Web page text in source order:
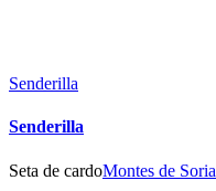
Senderilla
Senderilla
Seta de cardoMontes de Soria